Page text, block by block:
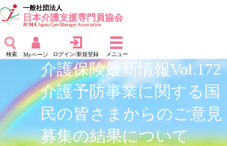
一般社団法人
日本介護支援専門員協会
JCMAJapan Care Manager Association
検索 Myページ ログイン/新規登録 メニュー
介護保険最新情報Vol.172
介護予防事業に関する国
民の皆さまからのご意見
募集の結果について